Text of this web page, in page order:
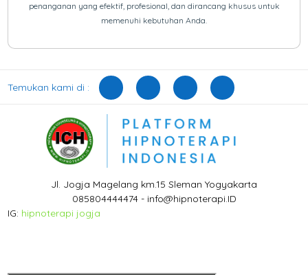
penanganan yang efektif, profesional, dan dirancang khusus untuk
memenuhi kebutuhan Anda.
Temukan kami di :
Jl. Jogja Magelang km.15 Sleman Yogyakarta
085804444474 - info@hipnoterapi.ID
IG: hipnoterapi jogja